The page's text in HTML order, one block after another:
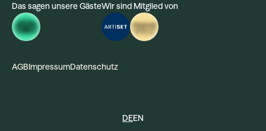
Das sagen unsere GästeWir sind Mitglied von
AGBImpressumDatenschutz
DEEN